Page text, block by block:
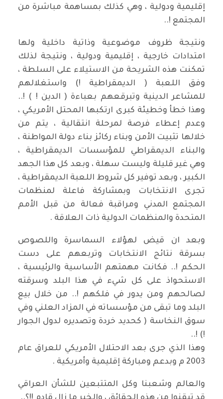
إقليمية ودولية ، وهي كذلك بمساهمة مباشرة من
المجتمع !..
ونتيجة ظروف موضوعية وذاتية داخلية ولها
امتدادات خارجية ، إقليمية ودولية ، ونتيجة لذلك
تمكنت هذه الشريحة من الاستيلاء على السلطة ،
وفق اللعبة ( الديمقراطية !) واستغلالهم
للمشاعر الدينية وتبرقعهم بعباءة ( الدين ! ) !..
وهذا خطأ وخطيئة كبرى ارتكبها المحتل الأمريكي ،
وعدم إعطاء فرصة لمرحلة انتقالية ، يتم من
خلالها تثبيت الأمن وبناء ركائز بناء دولة المواطنة ،
والبناء الديمقراطي للمؤسسات الديمقراطية ،
وهي غير قليلة وليست سهلة ، وبعد كل هذا الجهد
الكبير ، وبعد توفير كل شروط اللعبة الديمقراطية ،
تجرى الانتخابات وبمشاركة فاعلة لمنظمات
المجتمع المدني ومراقبة فعالة من قبل الأمم
المتحدة والمنظمات الدولية ذات العلاقة .
وبعد ان قيض لهؤلاء السماسرة واللصوص
بسرقة نتائج الانتخابات وتربعهم على دست
الحكم !.. فكانت مهمتهم الأساسية والرئيسية ،
الاستحواذ على كل شيء في هذا البلد وسرقته
لصالحهم ومن يدور في فلكهم !.. من خلال بيع
البلد وما تبقى من مؤسساته في المزاد العلني وفي
سوق النخاسة ( كحديد خردة وتصديره لدول الجوار
!) !..
وهذا الذي جرى بعد الاحتلال الأمريكي للعراق عام
2003 م وبدعم ومباركة إقليمية وأمريكية .
والعالم وشعبنا وكل المتتبعين للشأن العراقي